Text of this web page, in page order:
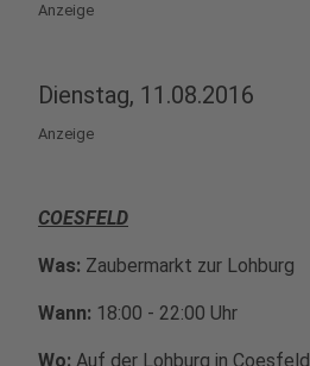
Anzeige
Dienstag, 11.08.2016
Anzeige
COESFELD
Was: Zaubermarkt zur Lohburg
Wann: 18:00 - 22:00 Uhr
Wo: Auf der Lohburg in Coesfeld